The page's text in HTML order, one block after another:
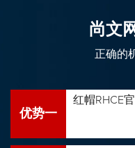
尚文
正确的
优势一
红帽RHCE